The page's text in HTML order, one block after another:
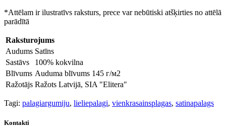
*Attēlam ir ilustratīvs raksturs, prece var nebūtiski atšķirties no attēlā
parādītā
Raksturojums
Audums Satīns
Sastāvs
100% kokvilna
Blīvums Auduma blīvums 145 г/м2
Ražotājs Ražots Latvijā, SIA "Elitera"
Tagi: palagiargumiju, lieliepalagi, vienkrasainsplagas, satinapalags
Kontakti